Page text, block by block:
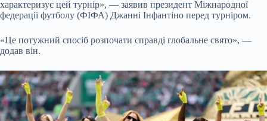
характеризує цей турнір», — заявив президент Міжнародної
федерації футболу (ФІФА) Джанні Інфантіно перед турніром.
«Це потужний спосіб розпочати справді глобальне свято», —
додав він.